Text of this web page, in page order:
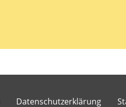
Datenschutzerklärung